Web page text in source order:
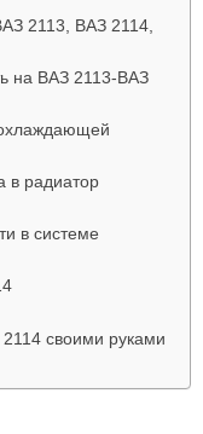
2113, ВАЗ 2114,
на ВАЗ 2113-ВАЗ
в радиатор
в системе
своими руками